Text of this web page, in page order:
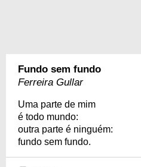
Fundo sem fundo
Ferreira Gullar
Uma parte de mim
é todo mundo:
outra parte é ninguém:
fundo sem fundo.